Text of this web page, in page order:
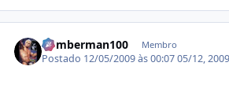
bomberman100 Membro
Postado 12/05/2009 às 00:0705/12, 2009